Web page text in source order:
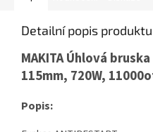
Detailní popis produktu
MAKITA Úhlová
115mm, 720W,
Popis: